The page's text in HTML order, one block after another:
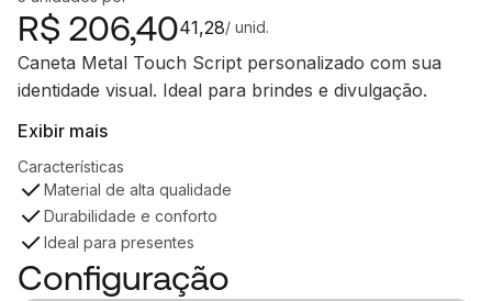
R$ 206,40 / unid.
41,28
Caneta Metal Touch Script personalizado com sua
identidade visual. Ideal para brindes e divulgação.
Exibir mais
Características
Material de alta qualidade
Durabilidade e conforto
Ideal para presentes
Configuração